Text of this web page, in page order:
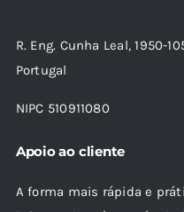
R. Eng. Cunha Leal, 1950-
Portugal
NIPC 510911080
Apoio ao cliente
A forma mais rápida e